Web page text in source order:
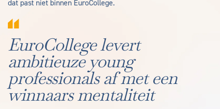
dat past niet binnen EuroCollege.
EuroCollege levert
ambitieuze young
professionals af met een
winnaars mentaliteit